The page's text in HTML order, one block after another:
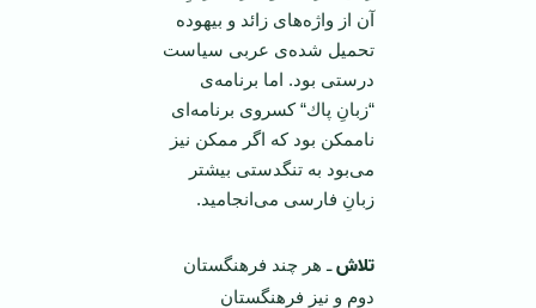
آن از واژه‌های زائد و بیهوده
تحمیل شده‌ی عربی سیاست
درستی بود. اما برنامه‌ی
“زبانِ پاك“ كسروی برنامه‌ای
ناممكن بود كه اگر ممكن نیز
می‌بود به تنگدستی بیشتر
زبانِ فارسی می‌انجامید.
تلاشـ هر چند فرهنگستان
دوم و نیز فرهنگستان